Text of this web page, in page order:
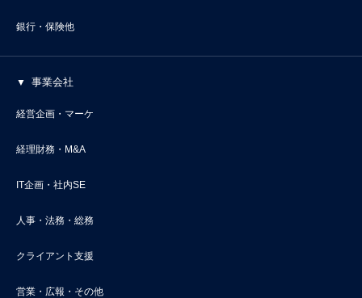
銀行・保険他
事業会社
経営企画・マーケ
経理財務・M&A
IT企画・社内SE
人事・法務・総務
クライアント支援
営業・広報・その他